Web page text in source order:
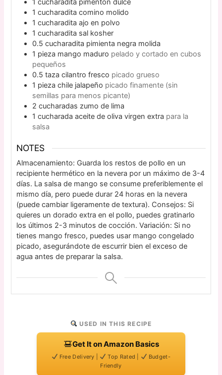
1 cucharadita pimentón dulce
1 cucharadita comino molido
1 cucharadita ajo en polvo
1 cucharadita sal kosher
0.5 cucharadita pimienta negra molida
1 pieza mango maduro pelado y cortado en cubos
pequeños
0.5 taza cilantro fresco picado grueso
1 pieza chile jalapeño picado finamente (sin
semillas para menos picante)
2 cucharadas zumo de lima
1 cucharada aceite de oliva virgen extra para la
salsa
NOTES
Almacenamiento: Guarda los restos de pollo en un
recipiente hermético en la nevera por un máximo de 3-4
días. La salsa de mango se consume preferiblemente el
mismo día, pero puede durar 24 horas en la nevera
(puede cambiar ligeramente de textura). Consejos: Si
quieres un dorado extra en el pollo, puedes gratinarlo
los últimos 2-3 minutos de cocción. Variación: Si no
tienes mango fresco, puedes usar mango congelado
picado, asegurándote de escurrir bien el exceso de
agua antes de preparar la salsa.
USED IN THIS RECIPE
Get It on Amazon Basics
Free Delivery | Top Rated |
Budget-
Friendly